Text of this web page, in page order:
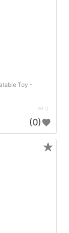
Toy -
3
(0)
★